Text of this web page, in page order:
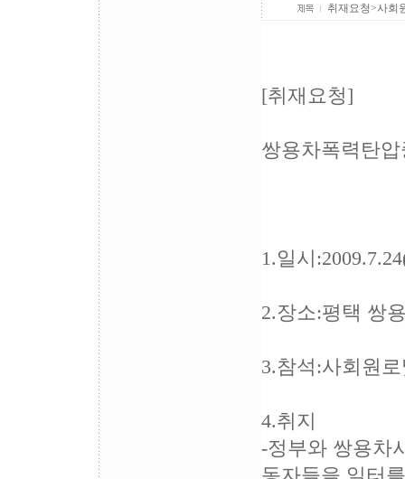
취재요청>사회
[취재요청]
쌍용차폭력탄
1.일시
2.장소:평택 쌍
3.참석:사회원
4.취지
-정부와 쌍용차